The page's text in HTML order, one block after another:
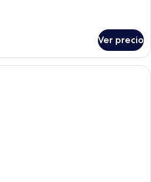
Ver precio
Una habitación de hotel con cama,